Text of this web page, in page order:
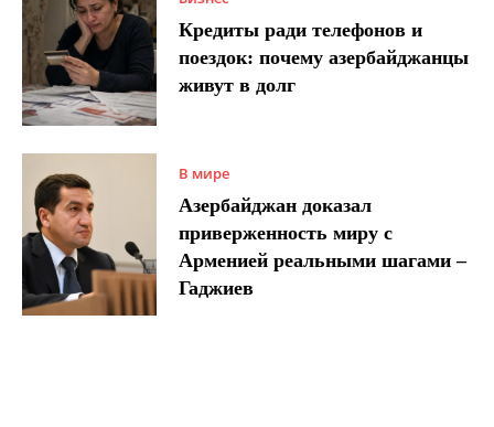
Кредиты ради телефонов и
поездок: почему азербайджанцы
живут в долг
В мире
Азербайджан доказал
приверженность миру с
Арменией реальными шагами –
Гаджиев